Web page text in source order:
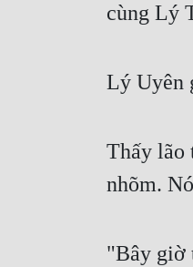
cùng Lý
Lý Uyên
Thấy lão
nhõm.
"Bây giờ